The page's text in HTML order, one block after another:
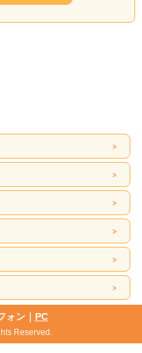
ン｜ PC
Reserved.